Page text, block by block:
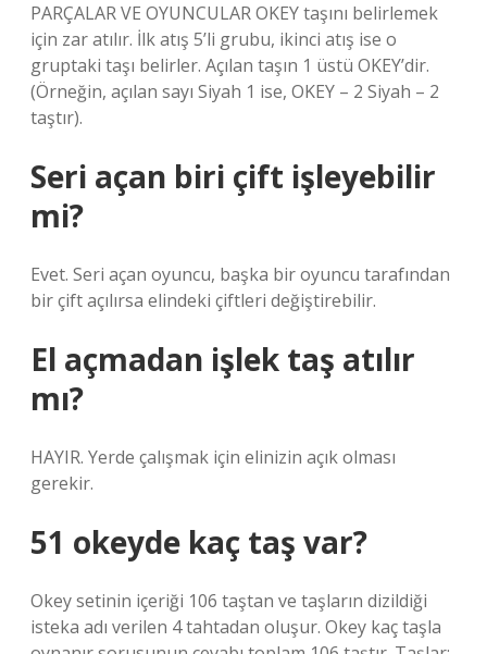
PARÇALAR VE OYUNCULAR OKEY taşını belirlemek
için zar atılır. İlk atış 5’li grubu, ikinci atış ise o
gruptaki taşı belirler. Açılan taşın 1 üstü OKEY’dir.
(Örneğin, açılan sayı Siyah 1 ise, OKEY – 2 Siyah – 2
taştır).
Seri açan biri çift işleyebilir
mi?
Evet. Seri açan oyuncu, başka bir oyuncu tarafından
bir çift açılırsa elindeki çiftleri değiştirebilir.
El açmadan işlek taş atılır
mı?
HAYIR. Yerde çalışmak için elinizin açık olması
gerekir.
51 okeyde kaç taş var?
Okey setinin içeriği 106 taştan ve taşların dizildiği
isteka adı verilen 4 tahtadan oluşur. Okey kaç taşla